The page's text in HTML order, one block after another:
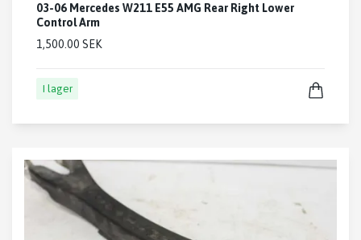
03-06 Mercedes W211 E55 AMG Rear Right Lower
Control Arm
1,500.00 SEK
I lager